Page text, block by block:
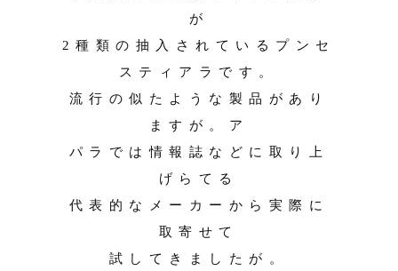
が
2種類の抽入されているプンセ
スティアラです。
流行の似たような製品があり
ますが。ア
パラでは情報誌などに取り上
げらてる
代表的なメーカーから実際に
取寄せて
試してきましたが。